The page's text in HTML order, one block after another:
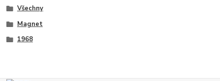
Všechny
Magnet
1968